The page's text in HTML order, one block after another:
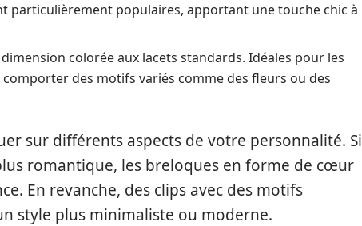
particulièrement populaires, apportant une touche chic à
colorée aux lacets standards. Idéales pour les
des motifs variés comme des fleurs ou des
sur différents aspects de votre personnalité. Si
romantique, les breloques en forme de cœur
En revanche, des clips avec des motifs
style plus minimaliste ou moderne.